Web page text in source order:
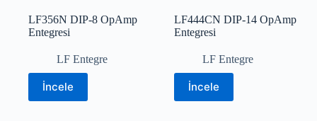
LF356N DIP-8 OpAmp
Entegresi
LF Entegre
İncele
LF444CN DIP-14 OpAmp
Entegresi
LF Entegre
İncele